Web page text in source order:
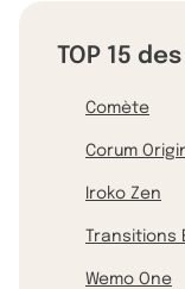
TOP 15
Comète
Corum
Iroko Zen
Transitions
Wemo One